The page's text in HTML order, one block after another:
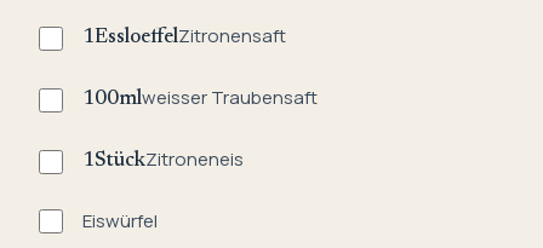
1EssloeffelZitronensaft
100mlweisser Traubensaft
1StückZitroneneis
Eiswürfel